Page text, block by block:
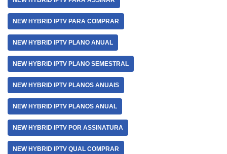
NEW HYBRID IPTV PARA COMPRAR
NEW HYBRID IPTV PLANO ANUAL
NEW HYBRID IPTV PLANO SEMESTRAL
NEW HYBRID IPTV PLANOS ANUAIS
NEW HYBRID IPTV PLANOS ANUAL
NEW HYBRID IPTV POR ASSINATURA
NEW HYBRID IPTV QUAL COMPRAR